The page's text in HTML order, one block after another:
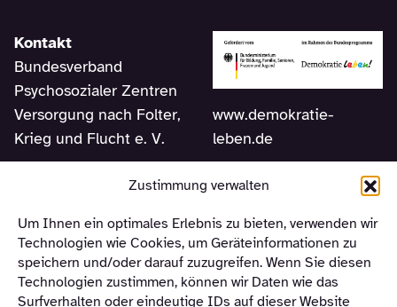
Zustimmung verwalten
Um Ihnen ein optimales Erlebnis zu bieten, verwenden wir
Technologien wie Cookies, um Geräteinformationen zu
speichern und/oder darauf zuzugreifen. Wenn Sie diesen
Technologien zustimmen, können wir Daten wie das
Surfverhalten oder eindeutige IDs auf dieser Website
Kontakt
Bundesverband
Psychosozialer Zentren
Versorgung nach Folter,
Krieg und Flucht e. V.
Telefon +49 (0) 30 –
310 12 463
www.demokratie-
leben.de